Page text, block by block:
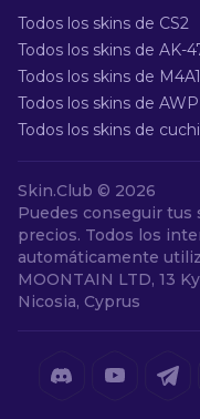
Todos los skins de CS2
Todos los skins de AK-
Todos los skins de
Todos los skins de AWP
Todos los skins de
Skin.Club © 2026
Puedes conseguir tus
precios. Todos los
automáticamente
MOONTAIN LTD, 13
Nicosia, Cyprus